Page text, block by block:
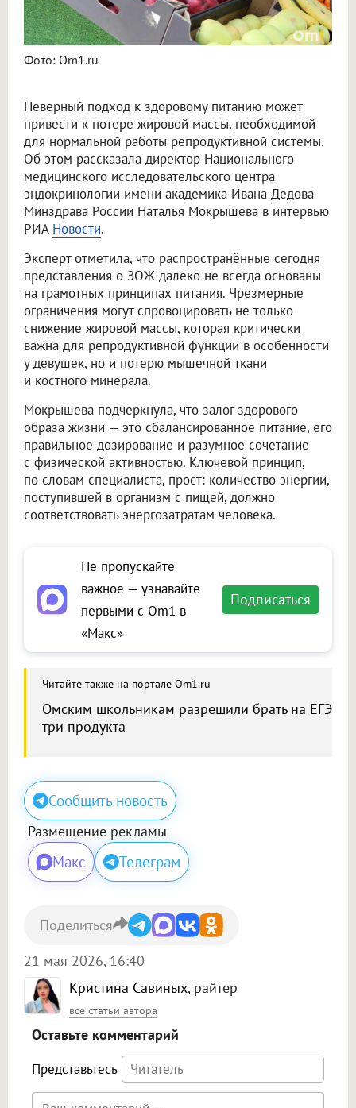
Фото: Om1.ru
Неверный подход к здоровому питанию может
привести к потере жировой массы, необходимой
для нормальной работы репродуктивной системы.
Об этом рассказала директор Национального
медицинского исследовательского центра
эндокринологии имени академика Ивана Дедова
Минздрава России Наталья Мокрышева в интервью
РИА Новости.
Эксперт отметила, что распространённые сегодня
представления о ЗОЖ далеко не всегда основаны
на грамотных принципах питания. Чрезмерные
ограничения могут спровоцировать не только
снижение жировой массы, которая критически
важна для репродуктивной функции в особенности
у девушек, но и потерю мышечной ткани
и костного минерала.
Мокрышева подчеркнула, что залог здорового
образа жизни — это сбалансированное питание, его
правильное дозирование и разумное сочетание
с физической активностью. Ключевой принцип,
по словам специалиста, прост: количество энергии,
поступившей в организм с пищей, должно
соответствовать энергозатратам человека.
Не пропускайте
важное — узнавайте
первыми с Om1 в
«Макс»
Подписаться
Читайте также на портале Om1.ru
Омским школьникам разрешили брать на ЕГЭ
три продукта
Сообщить новость
Размещение рекламы
Макс Телеграм
Кристина Савиных, райтер
все статьи автора
21 мая 2026, 16:40
Поделиться
Оставьте комментарий
Представьтесь